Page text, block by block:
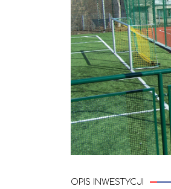
OPIS INWESTYCJI